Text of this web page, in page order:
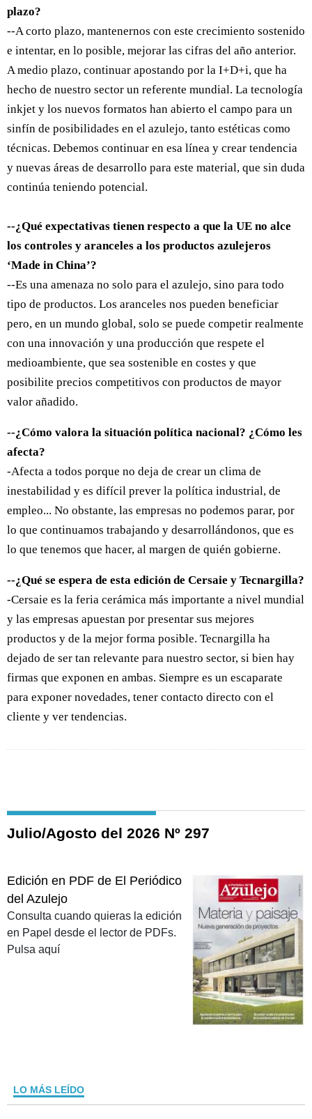
plazo?
--A corto plazo, mantenernos con este crecimiento sostenido
e intentar, en lo posible, mejorar las cifras del año anterior.
A medio plazo, continuar apostando por la I+D+i, que ha
hecho de nuestro sector un referente mundial. La tecnología
inkjet y los nuevos formatos han abierto el campo para un
sinfín de posibilidades en el azulejo, tanto estéticas como
técnicas. Debemos continuar en esa línea y crear tendencia
y nuevas áreas de desarrollo para este material, que sin duda
continúa teniendo potencial.
--¿Qué expectativas tienen respecto a que la UE no alce
los controles y aranceles a los productos azulejeros
‘Made in China’?
--Es una amenaza no solo para el azulejo, sino para todo
tipo de productos. Los aranceles nos pueden beneficiar
pero, en un mundo global, solo se puede competir realmente
con una innovación y una producción que respete el
medioambiente, que sea sostenible en costes y que
posibilite precios competitivos con productos de mayor
valor añadido.
--¿Cómo valora la situación política nacional? ¿Cómo les
afecta?
-Afecta a todos porque no deja de crear un clima de
inestabilidad y es difícil prever la política industrial, de
empleo... No obstante, las empresas no podemos parar, por
lo que continuamos trabajando y desarrollándonos, que es
lo que tenemos que hacer, al margen de quién gobierne.
--¿Qué se espera de esta edición de Cersaie y Tecnargilla?
-Cersaie es la feria cerámica más importante a nivel mundial
y las empresas apuestan por presentar sus mejores
productos y de la mejor forma posible. Tecnargilla ha
dejado de ser tan relevante para nuestro sector, si bien hay
firmas que exponen en ambas. Siempre es un escaparate
para exponer novedades, tener contacto directo con el
cliente y ver tendencias.
Julio/Agosto del 2026 Nº 297
Edición en PDF de El Periódico
del Azulejo
Consulta cuando quieras la edición
en Papel desde el lector de PDFs.
Pulsa aquí
LO MÁS LEÍDO